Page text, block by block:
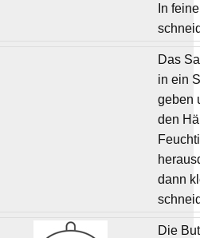
In
Das
in ein
geben
den
dann
Die